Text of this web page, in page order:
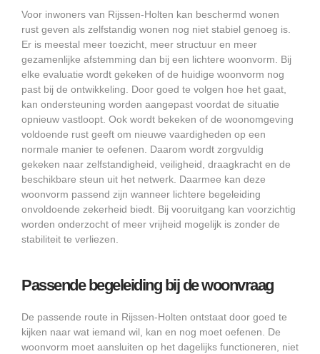
Voor inwoners van Rijssen-Holten kan beschermd wonen
rust geven als zelfstandig wonen nog niet stabiel genoeg is.
Er is meestal meer toezicht, meer structuur en meer
gezamenlijke afstemming dan bij een lichtere woonvorm. Bij
elke evaluatie wordt gekeken of de huidige woonvorm nog
past bij de ontwikkeling. Door goed te volgen hoe het gaat,
kan ondersteuning worden aangepast voordat de situatie
opnieuw vastloopt. Ook wordt bekeken of de woonomgeving
voldoende rust geeft om nieuwe vaardigheden op een
normale manier te oefenen. Daarom wordt zorgvuldig
gekeken naar zelfstandigheid, veiligheid, draagkracht en de
beschikbare steun uit het netwerk. Daarmee kan deze
woonvorm passend zijn wanneer lichtere begeleiding
onvoldoende zekerheid biedt. Bij vooruitgang kan voorzichtig
worden onderzocht of meer vrijheid mogelijk is zonder de
stabiliteit te verliezen.
Passende begeleiding bij de woonvraag
De passende route in Rijssen-Holten ontstaat door goed te
kijken naar wat iemand wil, kan en nog moet oefenen. De
woonvorm moet aansluiten op het dagelijks functioneren, niet